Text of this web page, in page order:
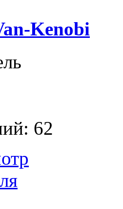
Kenobi
62